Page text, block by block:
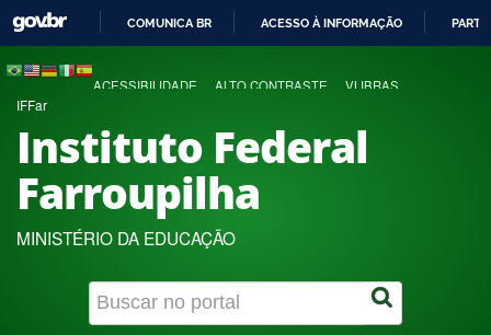
COMUNICA BR ACESSO À INFORMAÇÃO
ACESSIBILIDADE ALTO CONTRASTE VLIBRAS
IFFar
Instituto Federal
Farroupilha
MINISTÉRIO DA EDUCAÇÃO